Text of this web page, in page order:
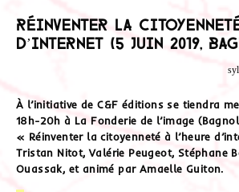
Réinventer la
d’internet (5 juin 2019,
À l’initiative de C&F éditions se tiendra
18h-20h à La Fonderie de l’image
« Réinventer la citoyenneté à l’heure
Tristan Nitot, Valérie Peugeot, Stéphane
Ouassak, et animé par Amaelle Guiton.